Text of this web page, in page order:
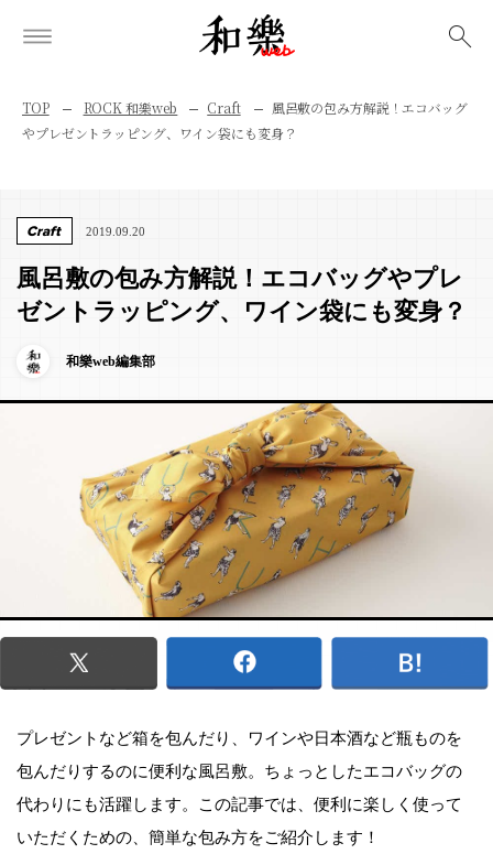
TOP ROCK 和樂web Craft
風呂敷の包み方解説！エコバッグ
やプレゼントラッピング、ワイン袋にも変身？
Craft 2019.09.20
風呂敷の包み方解説！エコバッグやプレ
ゼントラッピング、ワイン袋にも変身？
和樂web編集部
プレゼントなど箱を包んだり、ワインや日本酒など瓶ものを
包んだりするのに便利な風呂敷。ちょっとしたエコバッグの
代わりにも活躍します。この記事では、便利に楽しく使って
いただくための、簡単な包み方をご紹介します！